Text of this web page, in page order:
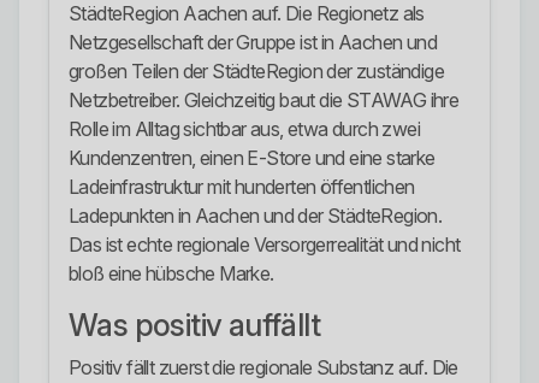
StädteRegion Aachen auf. Die Regionetz als
Netzgesellschaft der Gruppe ist in Aachen und
großen Teilen der StädteRegion der zuständige
Netzbetreiber. Gleichzeitig baut die STAWAG ihre
Rolle im Alltag sichtbar aus, etwa durch zwei
Kundenzentren, einen E-Store und eine starke
Ladeinfrastruktur mit hunderten öffentlichen
Ladepunkten in Aachen und der StädteRegion.
Das ist echte regionale Versorgerrealität und nicht
bloß eine hübsche Marke.
Was positiv auffällt
Positiv fällt zuerst die regionale Substanz auf. Die